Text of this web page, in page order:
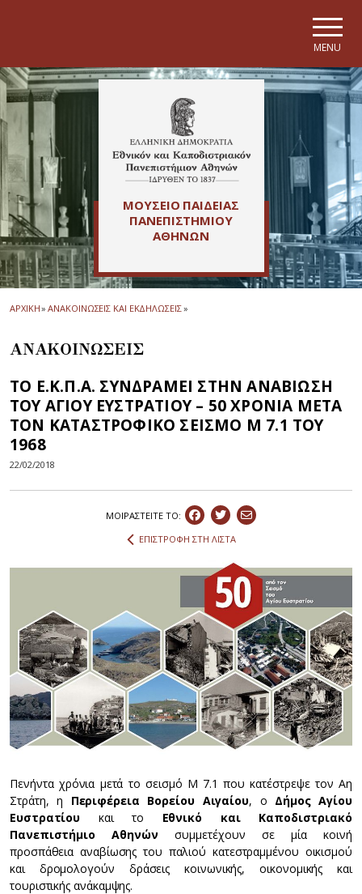
MENU
ΜΟΥΣΕΙΟ ΠΑΙΔΕΙΑΣ
ΠΑΝΕΠΙΣΤΗΜΙΟΥ
ΑΘΗΝΩΝ
ΑΡΧΙΚΗ» ΑΝΑΚΟΙΝΩΣΕΙΣ ΚΑΙ ΕΚΔΗΛΩΣΕΙΣ»
ΑΝΑΚΟΙΝΩΣΕΙΣ
ΤΟ Ε.Κ.Π.Α. ΣΥΝΔΡΑΜΕΙ ΣΤΗΝ ΑΝΑΒΙΩΣΗ
ΤΟΥ ΑΓΙΟΥ ΕΥΣΤΡΑΤΙΟΥ – 50 ΧΡΟΝΙΑ ΜΕΤΑ
ΤΟΝ ΚΑΤΑΣΤΡΟΦΙΚΟ ΣΕΙΣΜΟ M 7.1 ΤΟΥ
1968
22/02/2018
ΜΟΙΡΑΣΤEIΤΕ ΤΟ:
ΕΠΙΣΤΡΟΦΗ ΣΤΗ ΛΙΣΤΑ
Πενήντα χρόνια μετά το σεισμό M 7.1 που κατέστρεψε τον Αη
Στράτη, η Περιφέρεια Βορείου Αιγαίου, ο Δήμος Αγίου
Ευστρατίου και το Εθνικό και Καποδιστριακό
Πανεπιστήμιο Αθηνώνσυμμετέχουν σε μία κοινή
προσπάθεια αναβίωσης του παλιού κατεστραμμένου οικισμού
και δρομολογούν δράσεις κοινωνικής, οικονομικής και
τουριστικής ανάκαμψης.